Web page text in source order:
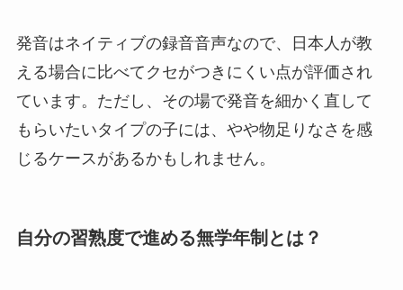
発音はネイティブの録音音声なので、日本人が教
える場合に比べてクセがつきにくい点が評価され
ています。ただし、その場で発音を細かく直して
もらいたいタイプの子には、やや物足りなさを感
じるケースがあるかもしれません。
自分の習熟度で進める無学年制とは？